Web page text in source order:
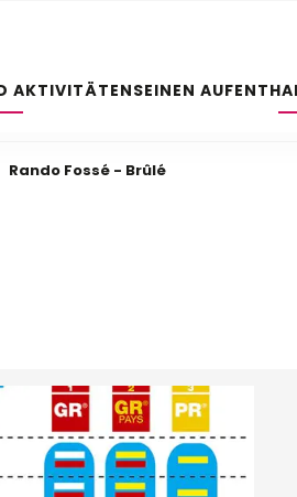
AKTIVITÄTENSEINEN
Rando Fossé - Brûlé